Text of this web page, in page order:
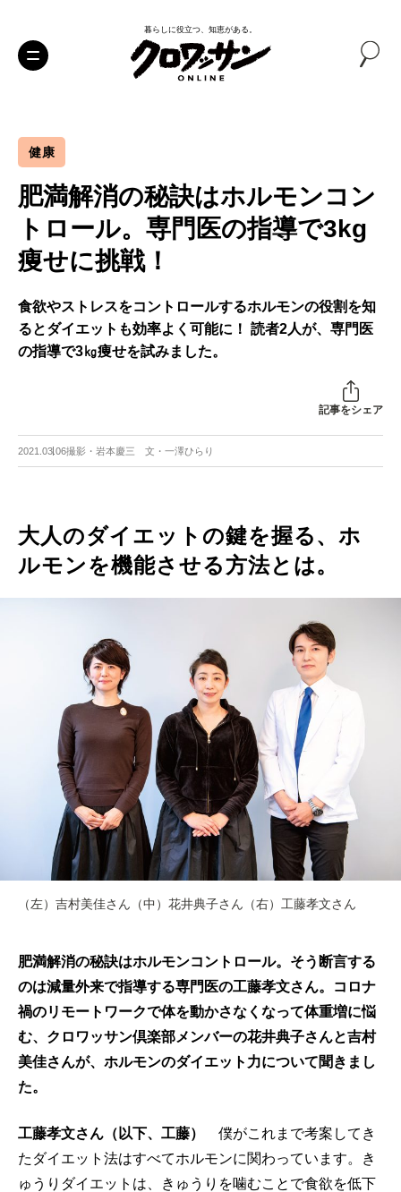
暮らしに役立つ、知恵がある。
健康
肥満解消の秘訣はホルモンコン
トロール。専門医の指導で3kg
痩せに挑戦！
食欲やストレスをコントロールするホルモンの役割を知
るとダイエットも効率よく可能に！ 読者2人が、専門医
の指導で3㎏痩せを試みました。
記事をシェア
2021.03.06撮影・岩本慶三 文・一澤ひらり
大人のダイエットの鍵を握る、ホ
ルモンを機能させる方法とは。
（左）吉村美佳さん（中）花井典子さん（右）工藤孝文さん
肥満解消の秘訣はホルモンコントロール。そう断言する
のは減量外来で指導する専門医の工藤孝文さん。コロナ
禍のリモートワークで体を動かさなくなって体重増に悩
む、クロワッサン倶楽部メンバーの花井典子さんと吉村
美佳さんが、ホルモンのダイエット力について聞きまし
た。
工藤孝文さん（以下、工藤）
僕がこれまで考案してき
たダイエット法はすべてホルモンに関わっています。き
ゅうりダイエットは、きゅうりを噛むことで食欲を低下